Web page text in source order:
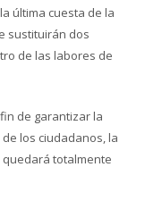
última cuesta de la
sustituirán dos
de las labores de
de garantizar la
los ciudadanos, la
quedará totalmente